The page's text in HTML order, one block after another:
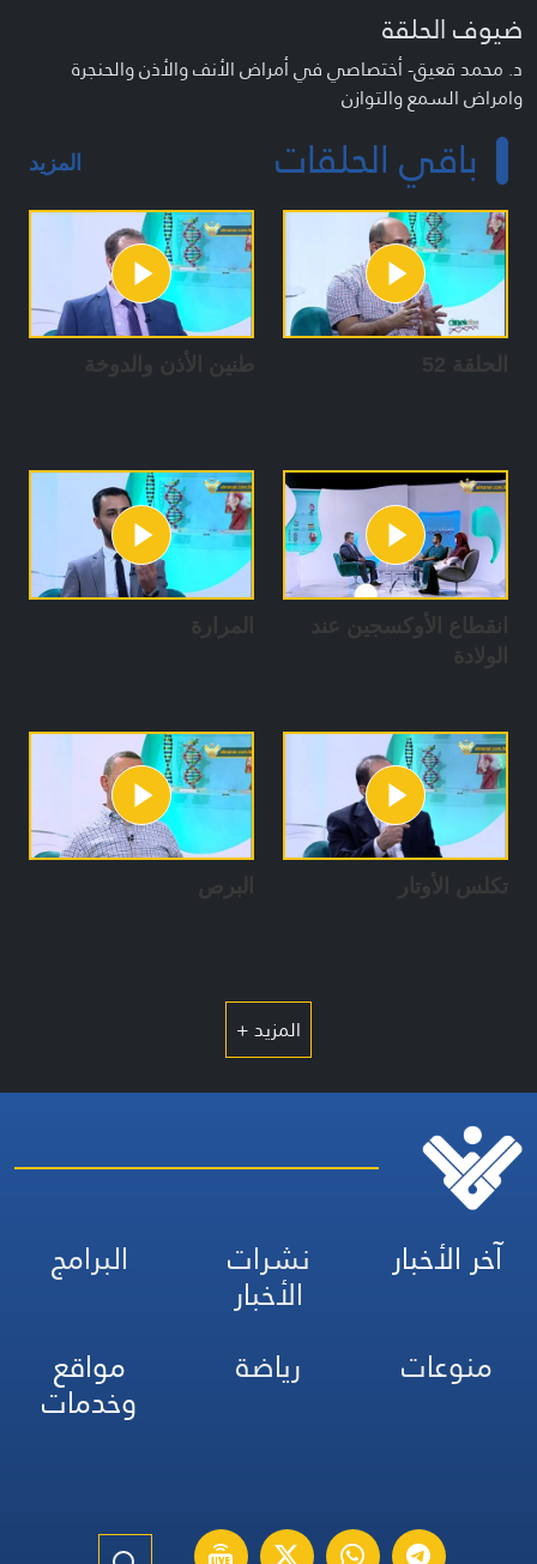
ضيوف الحلقة
د. محمد قعيق- أختصاصي في أمراض الأنف والأذن والحنجرة
وامراض السمع والتوازن
تعريف البرنامج
برنامج طبي إرشادي يتضمن فقرات متعددة تناقش الأمراض
الشائعة في مجتمعنا بالاضافة الى فقرات توعوية مهمة.
تقديم :
يوسف حمدان / آمنة البزال / حوراء حلباوي
حسام ياسين / زينب بريطع / حسن نجدي
الإعداد:
بشرى سعد / آمنة البزال / يوسف حمدان
حوراء حلباوي / حسام ياسين / زينب بريطع
مهدي بيلون / زينب سليم / إدارة الإنتاج: جنان زغيب
باقي الحلقات المزيد
الحلقة 52 طنين الأذن والدوخة
انقطاع الأوكسجين عند
الولادة
المرارة
تكلس الأوتار البرص
المزيد +
آخر الأخبار نشرات
الأخبار
البرامج
منوعات
رياضة مواقع
وخدمات